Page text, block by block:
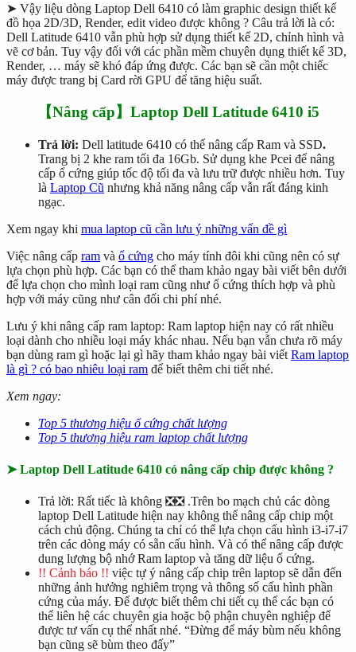
➤ Vậy liệu dòng Laptop Dell 6410 có làm graphic design thiết kế
đồ họa 2D/3D, Render, edit video được không ? Câu trả lời là có:
Dell Latitude 6410 vẫn phù hợp sử dụng thiết kế 2D, chỉnh hình và
vẽ cơ bản. Tuy vậy đối với các phần mềm chuyên dụng thiết kế 3D,
Render, … máy sẽ khó đáp ứng được. Các bạn sẽ cần một chiếc
máy được trang bị Card rời GPU để tăng hiệu suất.
【Nâng cấp】Laptop Dell Latitude 6410 i5
Trả lời: Dell latitude 6410 có thể nâng cấp Ram và SSD.
Trang bị 2 khe ram tối đa 16Gb. Sử dụng khe Pcei để nâng
cấp ổ cứng giúp tốc độ tối đa và lưu trữ được nhiều hơn. Tuy
là Laptop Cũ nhưng khả năng nâng cấp vẫn rất đáng kinh
ngạc.
Xem ngay khi mua laptop cũ cần lưu ý những vấn đề gì
Việc nâng cấp ram và ổ cứng cho máy tính đôi khi cũng nên có sự
lựa chọn phù hợp. Các bạn có thể tham khảo ngay bài viết bên dưới
để lựa chọn cho mình loại ram cũng như ổ cứng thích hợp và phù
hợp với máy cũng như cân đối chi phí nhé.
Lưu ý khi nâng cấp ram laptop: Ram laptop hiện nay có rất nhiều
loại dành cho nhiều loại máy khác nhau. Nếu bạn vẫn chưa rõ máy
bạn dùng ram gì hoặc lại gì hãy tham khảo ngay bài viết Ram laptop
là gì ? có bao nhiêu loại ram để biết thêm chi tiết nhé.
Xem ngay:
Top 5 thương hiệu ổ cứng chất lượng
Top 5 thương hiệu ram laptop chất lượng
➤ Laptop Dell Latitude 6410 có nâng cấp chip được không ?
Trả lời: Rất tiếc là không ❎❎ .Trên bo mạch chủ các dòng
laptop Dell Latitude hiện nay không thể nâng cấp chip một
cách chủ động. Chúng ta chỉ có thể lựa chọn cấu hình i3-i7-i7
trên các dòng máy có sẵn cấu hình. Và có thể nâng cấp được
dung lượng bộ nhớ Ram laptop và tăng dữ liệu ổ cứng.
!! Cảnh báo !! việc tự ý nâng cấp chip trên laptop sẽ dẫn đến
những ảnh hưởng nghiêm trọng và thông số cấu hình phần
cứng của máy. Để được biết thêm chi tiết cụ thể các bạn có
thể liên hệ các chuyên gia hoặc bộ phận chuyên nghiệp để
được tư vấn cụ thể nhất nhé. “Đừng để máy bùm nếu không
bạn cũng sẽ bùm theo đấy”